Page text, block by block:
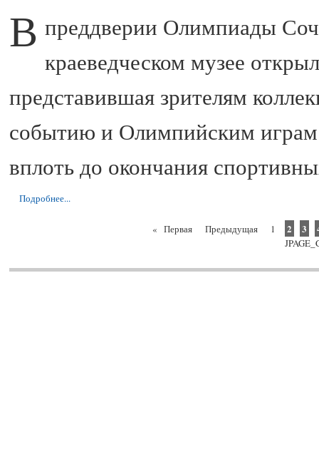
В преддверии Олимпиады
краеведческом музее
представившая зрителям
событию и Олимпийским
вплоть до окончания
Подробнее...
« Первая Предыдущая 1 2 3